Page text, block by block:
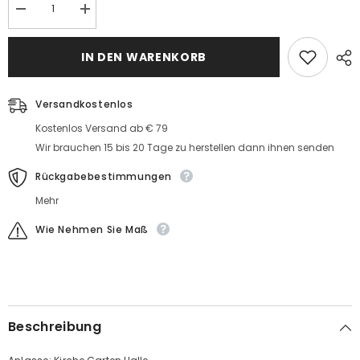
Designer
Hochzeitskleider
Brautkleider
Ärmel
MengeDesigner
Hochzeitskleider
Meerjungfrau
Spitze
Brautkleider
Mit
IN DEN WARENKORB
Versandkostenlos
Kostenlos Versand ab € 79
Wir brauchen 15 bis 20 Tage zu herstellen dann ihnen senden
Rückgabebestimmungen
Mehr
Wie Nehmen Sie Maß
Beschreibung